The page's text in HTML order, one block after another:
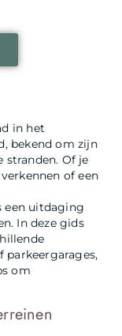
in het
bekend om zijn
stranden. Of je
of een
een uitdaging
In deze gids
parkeergarages,
om